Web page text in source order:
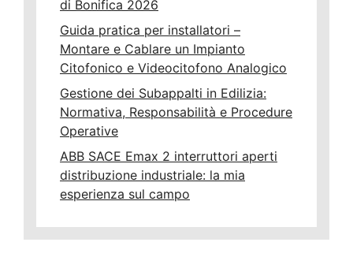
di Bonifica 2026
Guida pratica per installatori –
Montare e Cablare un Impianto
Citofonico e Videocitofono Analogico
Gestione dei Subappalti in Edilizia:
Normativa, Responsabilità e Procedure
Operative
ABB SACE Emax 2 interruttori aperti
distribuzione industriale: la mia
esperienza sul campo